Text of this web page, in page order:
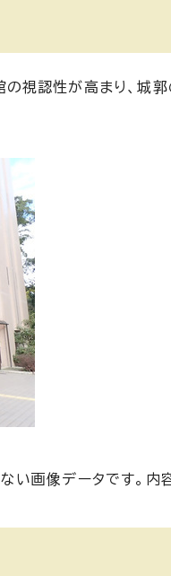
の視認性が高まり、
い画像データです。